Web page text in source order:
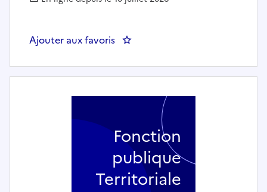
Ajouter aux favoris : Un·e intervenant·e social·e
Fonction
publique
Territoriale